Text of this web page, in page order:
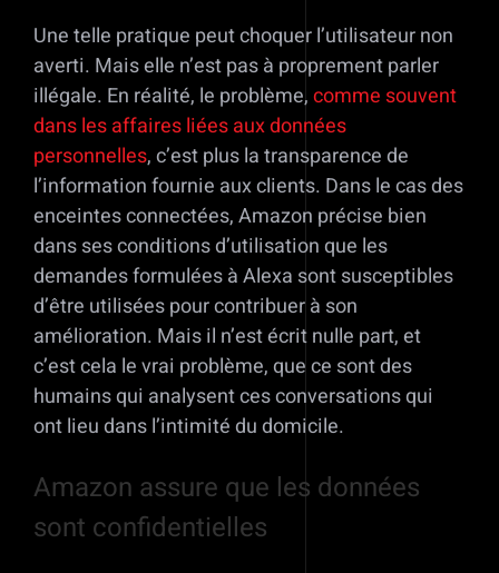
Une telle pratique peut choquer l’utilisateur non
averti. Mais elle n’est pas à proprement parler
illégale. En réalité, le problème,comme souvent
dans les affaires liées aux données
personnelles, c’est plus la transparence de
l’information fournie aux clients. Dans le cas des
enceintes connectées, Amazon précise bien
dans ses conditions d’utilisation que les
demandes formulées à Alexa sont susceptibles
d’être utilisées pour contribuer à son
amélioration. Mais il n’est écrit nulle part, et
c’est cela le vrai problème, que ce sont des
humains qui analysent ces conversations qui
ont lieu dans l’intimité du domicile.
Amazon assure que les données
sont confidentielles